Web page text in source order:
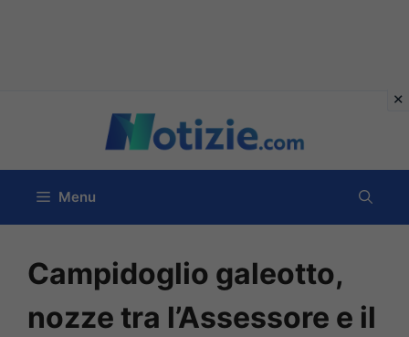
contenuto
Menu
Campidoglio galeotto,
nozze tra l’Assessore e il